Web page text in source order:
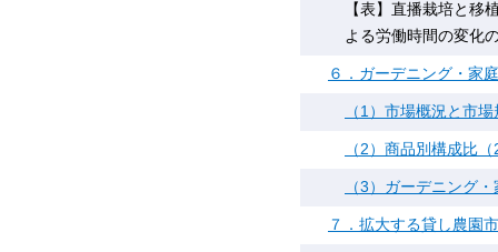
【表】直播栽培と移
よる労働時間の変化
６．ガーデニング・家
（1）市場概況と市
（2）商品別構成比
（3）ガーデニング
７．拡大する貸し農園